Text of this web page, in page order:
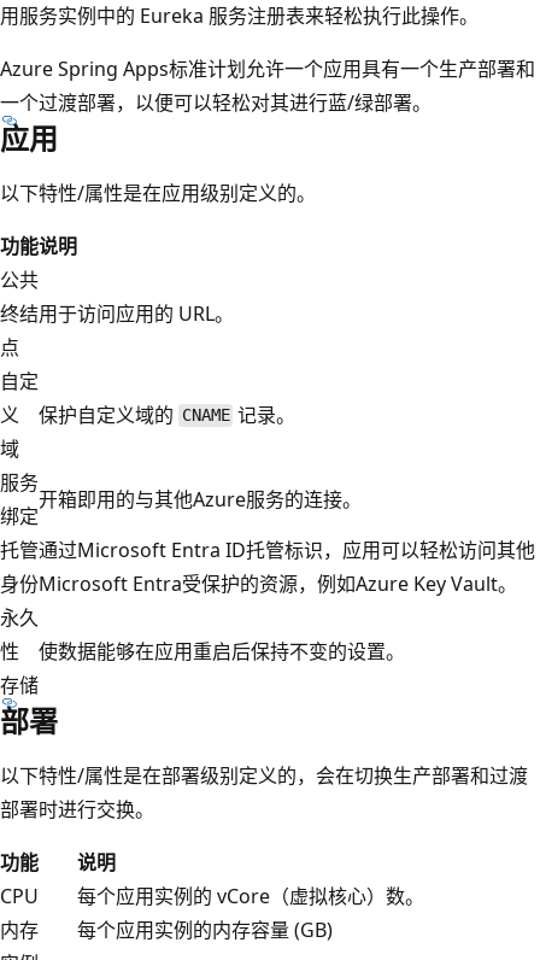
用服务实例中的 Eureka 服务注册表来轻松执行此操作。
Azure Spring Apps标准计划允许一个应用具有一个生产部署和
一个过渡部署，以便可以轻松对其进行蓝/绿部署。
应用
以下特性/属性是在应用级别定义的。
功能说明
公共
终结
点
用于访问应用的 URL。
自定
义
域
保护自定义域的 CNAME 记录。
服务
绑定
开箱即用的与其他Azure服务的连接。
托管
身份
通过Microsoft Entra ID托管标识，应用可以轻松访问其他
Microsoft Entra受保护的资源，例如Azure Key Vault。
永久
性
存储
使数据能够在应用重启后保持不变的设置。
部署
以下特性/属性是在部署级别定义的，会在切换生产部署和过渡
部署时进行交换。
功能
说明
CPU
每个应用实例的 vCore（虚拟核心）数。
内存
每个应用实例的内存容量 (GB)